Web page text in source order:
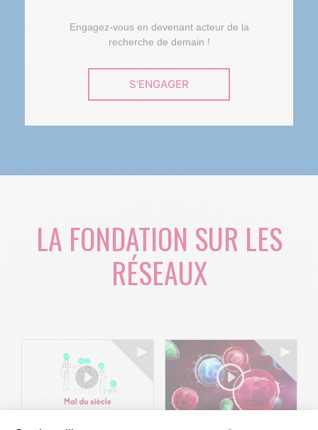
Engagez-vous en devenant acteur de la
recherche de demain !
S'ENGAGER
LA FONDATION SUR LES
RÉSEAUX